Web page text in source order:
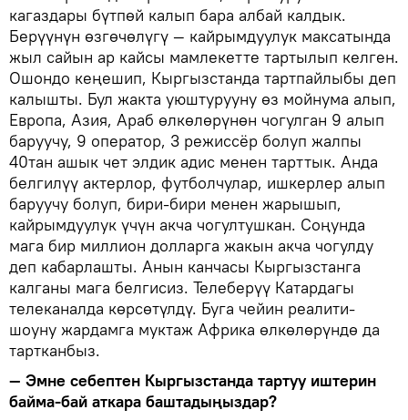
кагаздары бүтпөй калып бара албай калдык.
Берүүнүн өзгөчөлүгү — кайрымдуулук максатында
жыл сайын ар кайсы мамлекетте тартылып келген.
Ошондо кеңешип, Кыргызстанда тартпайлыбы деп
калышты. Бул жакта уюштурууну өз мойнума алып,
Европа, Азия, Араб өлкөлөрүнөн чогулган 9 алып
баруучу, 9 оператор, 3 режиссёр болуп жалпы
40тан ашык чет элдик адис менен тарттык. Анда
белгилүү актерлор, футболчулар, ишкерлер алып
баруучу болуп, бири-бири менен жарышып,
кайрымдуулук үчүн акча чогултушкан. Соңунда
мага бир миллион долларга жакын акча чогулду
деп кабарлашты. Анын канчасы Кыргызстанга
калганы мага белгисиз. Телеберүү Катардагы
телеканалда көрсөтүлдү. Буга чейин реалити-
шоуну жардамга муктаж Африка өлкөлөрүндө да
тартканбыз.
— Эмне себептен Кыргызстанда тартуу иштерин
байма-бай аткара баштадыңыздар?